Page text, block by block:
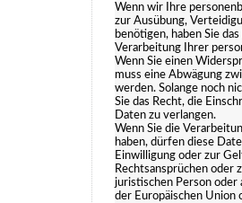
Wenn wir Ihre
zur Ausübung,
benötigen, haben Sie
Verarbeitung Ihrer
Wenn Sie einen
muss eine Abwägung
werden. Solange noch
Sie das Recht, die
Daten zu verlangen.
Wenn Sie die
haben, dürfen diese
Einwilligung oder zur
Rechtsansprüchen oder
juristischen Person
der Europäischen